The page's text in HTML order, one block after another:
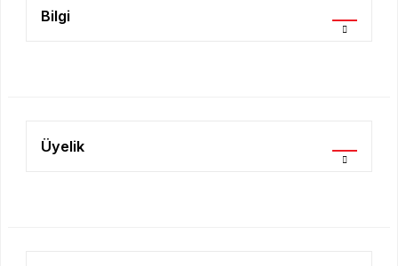
Bilgi
Üyelik